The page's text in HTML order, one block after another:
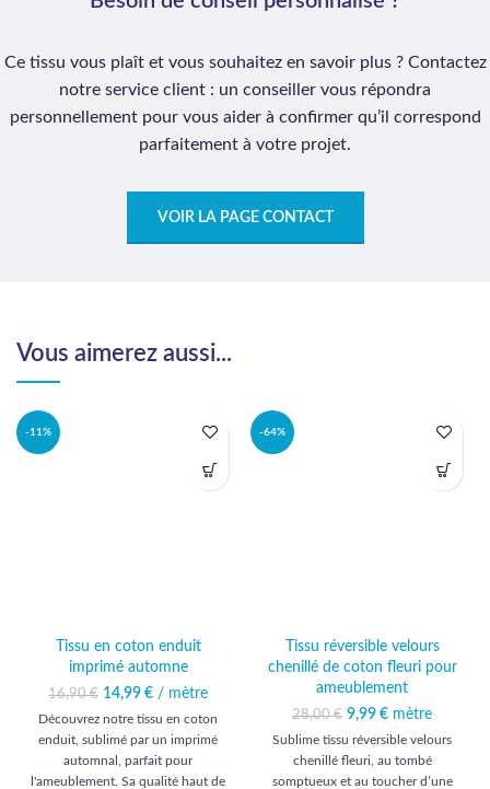
Ce tissu vous plaît et vous souhaitez en savoir plus ? Contactez
notre service client : un conseiller vous répondra
personnellement pour vous aider à confirmer qu’il correspond
parfaitement à votre projet.
VOIR LA PAGE CONTACT
Vous aimerez aussi...
-11%
Tissu en coton enduit
imprimé automne
16,90€
Le prix initial était :
16,90 €.
14,99 €
Le prix
actuel est :
14,99 €.
/ mètre
Découvrez notre tissu en coton
enduit, sublimé par un imprimé
automnal, parfait pour
l'ameublement. Sa qualité haut de
-64%
Tissu réversible velours
chenillé de coton fleuri pour
ameublement
28,00€ Le prix initial était :
28,00 €.
9,99 €
Le prix
actuel est :
9,99 €.
mètre
Sublime tissu réversible velours
chenillé fleuri, au tombé
somptueux et au toucher d’une